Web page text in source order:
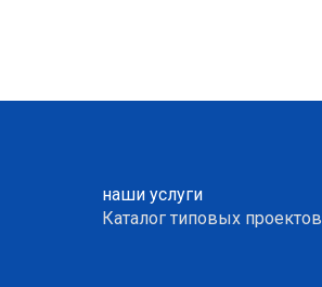
наши услуги
Каталог типовых проектов